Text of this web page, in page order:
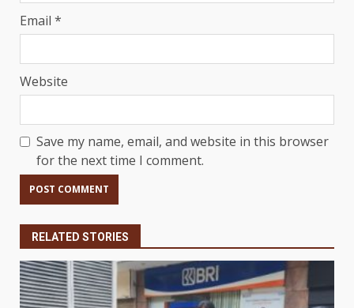
Email *
Website
Save my name, email, and website in this browser
for the next time I comment.
RELATED STORIES